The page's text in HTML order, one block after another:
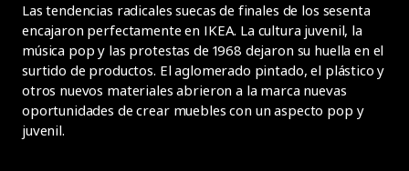
Las tendencias radicales suecas de finales de los sesenta
encajaron perfectamente en IKEA. La cultura juvenil, la
música pop y las protestas de 1968 dejaron su huella en el
surtido de productos. El aglomerado pintado, el plástico y
otros nuevos materiales abrieron a la marca nuevas
oportunidades de crear muebles con un aspecto pop y
juvenil.